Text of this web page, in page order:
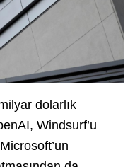
dolarlık
Windsurf’u